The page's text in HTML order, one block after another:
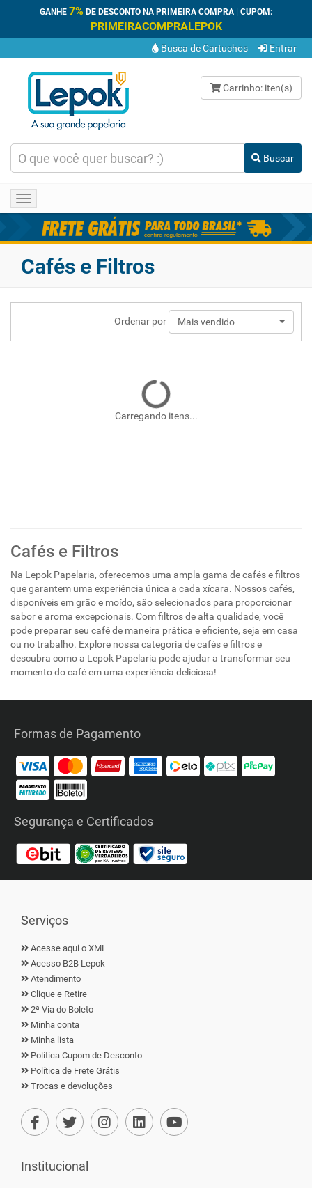
GANHE 7% DE DESCONTO NA PRIMEIRA COMPRA | CUPOM:
PRIMEIRACOMPRALEPOK
Busca de Cartuchos Entrar
Carrinho: iten(s)
Buscar
Toggle
navigation
Cafés e Filtros
Ordenar por Mais vendido
Carregando itens...
Cafés e Filtros
Na Lepok Papelaria, oferecemos uma ampla gama de cafés e filtros
que garantem uma experiência única a cada xícara. Nossos cafés,
disponíveis em grão e moído, são selecionados para proporcionar
sabor e aroma excepcionais. Com filtros de alta qualidade, você
pode preparar seu café de maneira prática e eficiente, seja em casa
ou no trabalho. Explore nossa categoria de cafés e filtros e
descubra como a Lepok Papelaria pode ajudar a transformar seu
momento do café em uma experiência deliciosa!
Formas de Pagamento
Segurança e Certificados
Serviços
Acesse aqui o XML
Acesso B2B Lepok
Atendimento
Clique e Retire
2ª Via do Boleto
Minha conta
Minha lista
Política Cupom de Desconto
Política de Frete Grátis
Trocas e devoluções
Institucional